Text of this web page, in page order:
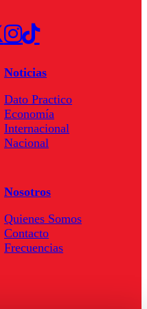
Noticias
Dato Practico
Economía
Internacional
Nacional
Nosotros
Quienes Somos
Contacto
Frecuencias